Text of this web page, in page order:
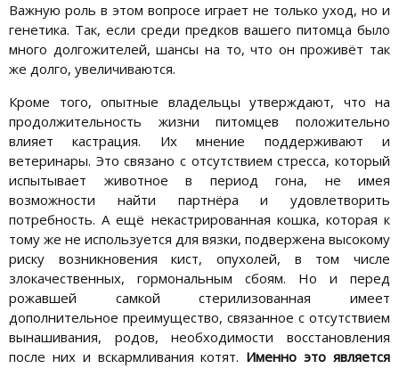
Важную роль в этом вопросе играет не только уход, но и
генетика. Так, если среди предков вашего питомца было
много долгожителей, шансы на то, что он проживёт так
же долго, увеличиваются.
Кроме того, опытные владельцы утверждают, что на
продолжительность жизни питомцев положительно
влияет кастрация. Их мнение поддерживают и
ветеринары. Это связано с отсутствием стресса, который
испытывает животное в период гона, не имея
возможности найти партнёра и удовлетворить
потребность. А ещё некастрированная кошка, которая к
тому же не используется для вязки, подвержена высокому
риску возникновения кист, опухолей, в том числе
злокачественных, гормональным сбоям. Но и перед
рожавшей самкой стерилизованная имеет
дополнительное преимущество, связанное с отсутствием
вынашивания, родов, необходимости восстановления
после них и вскармливания котят. Именно это является